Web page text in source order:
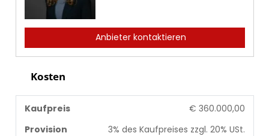
Anbieter kontaktieren
Kosten
Kaufpreis
€ 360.000,00
Provision
3% des Kaufpreises zzgl. 20% USt.